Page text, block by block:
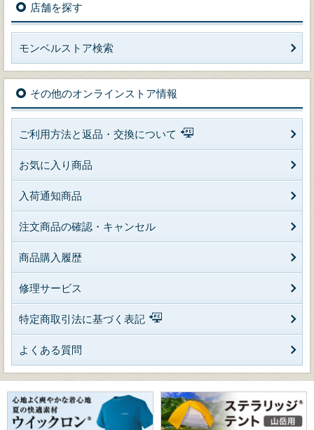
店舗を探す
モンベルストア検索
その他のオンラインストア情報
ご利用方法と返品・交換について
お気に入り商品
入荷通知商品
注文商品の確認・キャンセル
商品購入履歴
修理サービス
特定商取引法に基づく表記
よくある質問